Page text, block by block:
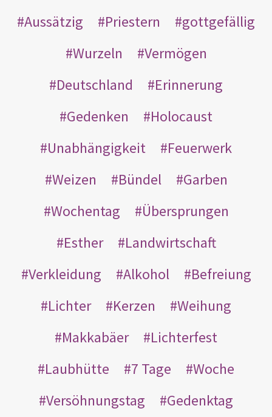
Aussätzig
Priestern
gottgefällig
Wurzeln
Vermögen
Deutschland
Erinnerung
Gedenken
Holocaust
Unabhängigkeit
Feuerwerk
Weizen
Bündel
Garben
Wochentag
Übersprungen
Esther
Landwirtschaft
Verkleidung
Alkohol
Befreiung
Lichter
Kerzen
Weihung
Makkabäer
Lichterfest
Laubhütte
7 Tage
Woche
Versöhnungstag
Gedenktag